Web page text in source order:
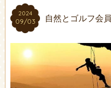
2024
09/03
2024
09/03 自然とゴルフ会